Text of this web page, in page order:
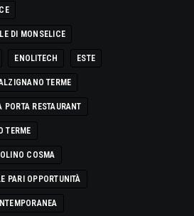
DI MONSELICE
ENOLITECH ESTE
TERME
PORTA RESTAURANT
TERME
COSMA
PARI OPPORTUNITÀ